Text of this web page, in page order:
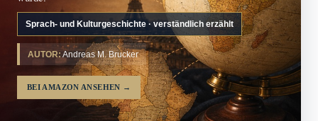
Sprach- und Kulturgeschichte · verständlich erzählt
AUTOR: Andreas M. Brucker
BEI AMAZON ANSEHEN →